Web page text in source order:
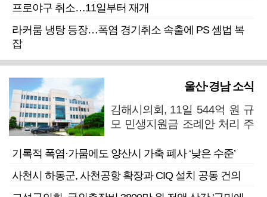
프로야구 취소…11일부터 재개
라커룸 냉탕 등장…폭염 경기취소 속출에 PS 셈법 복
잡
울산·경남 소식
김해시의회, 11일 544억 원 규
모 민생지원금 조례안 처리 주
기록적 폭염·가뭄에도 양산시 가축 폐사 ‘낮은 수준’
사천시 하동군, 사천공항 확장과 CIQ 설치 공동 건의